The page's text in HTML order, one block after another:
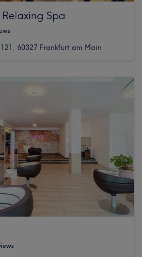
Spa
60327 Frankfurt am Main